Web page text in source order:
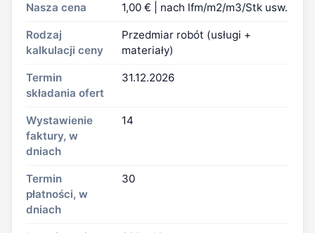
Nasza cena 1,00 € | nach lfm/m2/m3/Stk usw.
Rodzaj
kalkulacji ceny
Przedmiar robót (usługi +
materiały)
Termin
składania ofert
31.12.2026
Wystawienie
faktury, w
dniach
14
Termin
płatności, w
dniach
30